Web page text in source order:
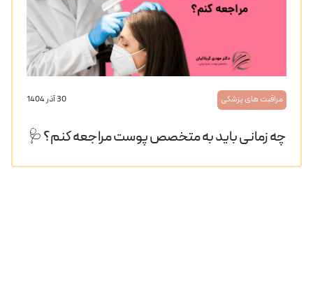
مراقبت های پزشکی 30 آذر 1404
چه زمانی باید به متخصص پوست مراجعه کنم؟ 🩺